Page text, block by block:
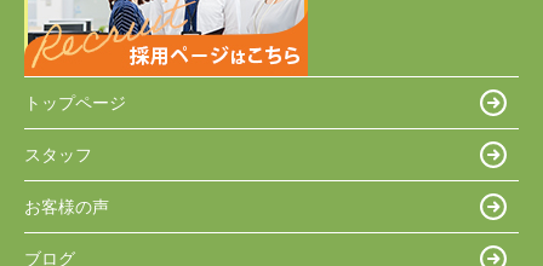
トップページ
スタッフ
お客様の声
ブログ